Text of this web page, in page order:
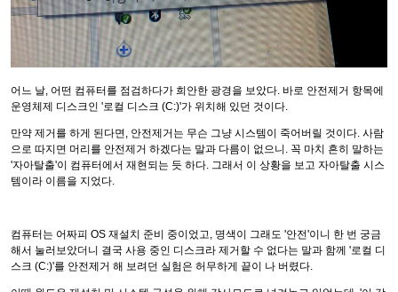
어느 날, 어떤 컴퓨터를 점검하다가 희안한 광경을 보았다. 바로 안전제거 항목에
운영체제 디스크인 '로컬 디스크 (C:)'가 위치해 있던 것이다.
만약 제거를 하게 된다면, 안전제거는 무슨 그냥 시스템이 죽어버릴 것이다. 사람
으로 따지면 머리를 안전제거 하겠다는 말과 다름이 없으니. 꼭 마치 흔히 말하는
'자아탈출'이 컴퓨터에서 재현되는 듯 하다. 그래서 이 상황을 보고 자아탈출 시스
템이라 이름을 지었다.
컴퓨터는 어짜피 OS 재설치 준비 중이었고, 명색이 그래도 '안전'이니 한 번 궁금
해서 눌러보았더니 결국 사용 중인 디스크라 제거할 수 없다는 말과 함께 '로컬 디
스크 (C:)'를 안전제거 해 보려던 실험은 허무하게 끝이 나 버렸다.